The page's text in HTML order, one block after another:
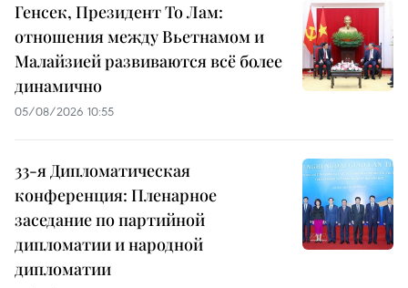
Генсек, Президент То Лам:
отношения между Вьетнамом и
Малайзией развиваются всё более
динамично
05/08/2026 10:55
33-я Дипломатическая
конференция: Пленарное
заседание по партийной
дипломатии и народной
дипломатии